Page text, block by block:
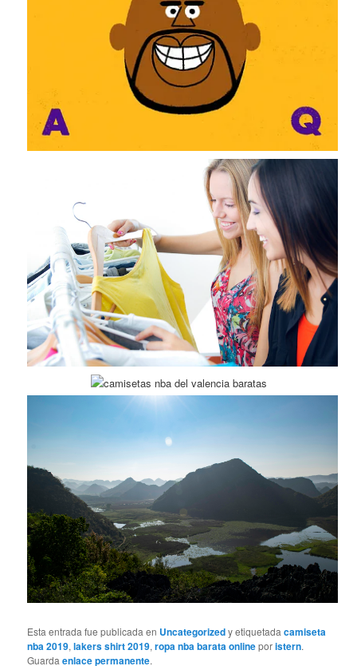
Esta entrada fue publicada en Uncategorizedy etiquetadacamiseta
nba 2019,lakers shirt 2019,ropa nba barata onlineporistern.
Guardaenlace permanente.